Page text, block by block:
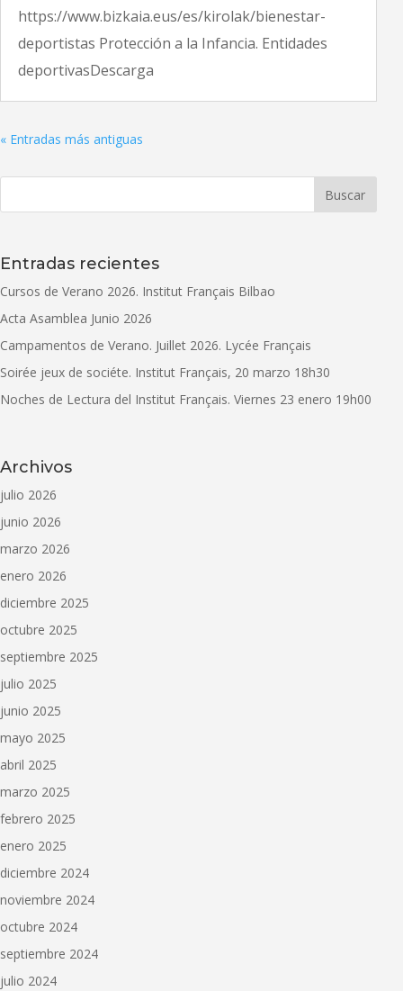
https://www.bizkaia.eus/es/kirolak/bienestar-
deportistas Protección a la Infancia. Entidades
deportivasDescarga
« Entradas más antiguas
Entradas recientes
Cursos de Verano 2026. Institut Français Bilbao
Acta Asamblea Junio 2026
Campamentos de Verano. Juillet 2026. Lycée Français
Soirée jeux de sociéte. Institut Français, 20 marzo 18h30
Noches de Lectura del Institut Français. Viernes 23 enero 19h00
Archivos
julio 2026
junio 2026
marzo 2026
enero 2026
diciembre 2025
octubre 2025
septiembre 2025
julio 2025
junio 2025
mayo 2025
abril 2025
marzo 2025
febrero 2025
enero 2025
diciembre 2024
noviembre 2024
octubre 2024
septiembre 2024
julio 2024